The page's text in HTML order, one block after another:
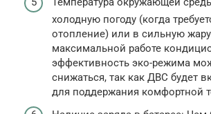
холодную погоду (когда
отопление) или в сильную
максимальной работе
эффективность эко-режима
снижаться, так как ДВС будет
для поддержания комфортной